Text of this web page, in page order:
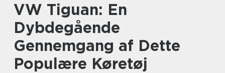
VW Tiguan: En
Dybdegående
Gennemgang af Dette
Populære Køretøj